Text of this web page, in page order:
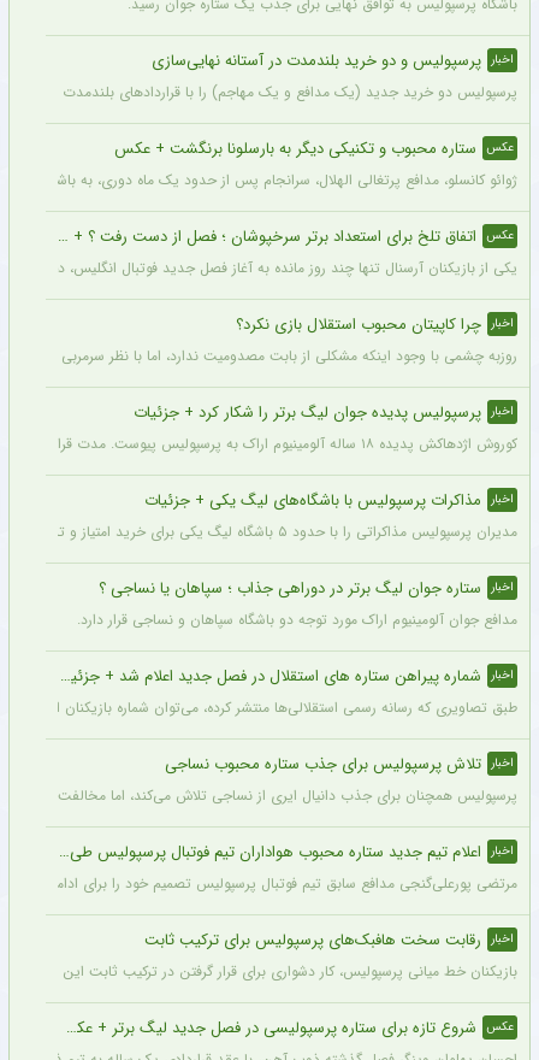
باشگاه پرسپولیس به توافق نهایی برای جذب یک ستاره جوان رسید.
اخبار پرسپولیس و دو خرید بلندمدت در آستانه نهایی‌سازی
پرسپولیس دو خرید جدید (یک مدافع و یک مهاجم) را با قراردادهای بلندمدت نهایی کرده
عکس ستاره محبوب و تکنیکی دیگر به بارسلونا برنگشت + عکس
ژوائو کانسلو، مدافع پرتغالی الهلال، سرانجام پس از حدود یک ماه دوری، به باشگاه
عکس اتفاق تلخ برای استعداد برتر سرخپوشان ؛ فصل از دست رفت ؟ + عکس
یکی از بازیکنان آرسنال تنها چند روز مانده به آغاز فصل جدید فوتبال انگلیس، دچار
اخبار چرا کاپیتان محبوب استقلال بازی نکرد؟
روزبه چشمی با وجود اینکه مشکلی از بابت مصدومیت ندارد، اما با نظر سرمربی استقلال
اخبار پرسپولیس پدیده جوان لیگ برتر را شکار کرد + جزئیات
کوروش اژدهاکش پدیده ۱۸ ساله آلومینیوم اراک به پرسپولیس پیوست. مدت قرارداد اژدهاکش با پرسپولیس به مدت ۴ سال است.
اخبار مذاکرات پرسپولیس با باشگاه‌های لیگ یکی + جزئیات
مدیران پرسپولیس مذاکراتی را با حدود ۵ باشگاه لیگ یکی برای خرید امتیاز و تشکیل تیم «ب» آغاز کرده‌اند.
اخبار ستاره جوان لیگ برتر در دوراهی جذاب ؛ سپاهان یا نساجی ؟
مدافع جوان آلومینیوم اراک مورد توجه دو باشگاه سپاهان و نساجی قرار دارد.
اخبار شماره پیراهن ستاره های استقلال در فصل جدید اعلام شد + جزئیات
طبق تصاویری که رسانه رسمی استقلالی‌ها منتشر کرده، می‌توان شماره بازیکنان این
اخبار تلاش پرسپولیس برای جذب ستاره محبوب نساجی
پرسپولیس همچنان برای جذب دانیال ایری از نساجی تلاش می‌کند، اما مخالفت
اخبار اعلام تیم جدید ستاره محبوب هواداران تیم فوتبال پرسپولیس طی ۴۸ ساعت آینده
مرتضی پورعلی‌گنجی مدافع سابق تیم فوتبال پرسپولیس تصمیم خود را برای ادامه
اخبار رقابت سخت هافبک‌های پرسپولیس برای ترکیب ثابت
بازیکنان خط میانی پرسپولیس، کار دشواری برای قرار گرفتن در ترکیب ثابت این تیم
عکس شروع تازه برای ستاره پرسپولیسی در فصل جدید لیگ برتر + عکس